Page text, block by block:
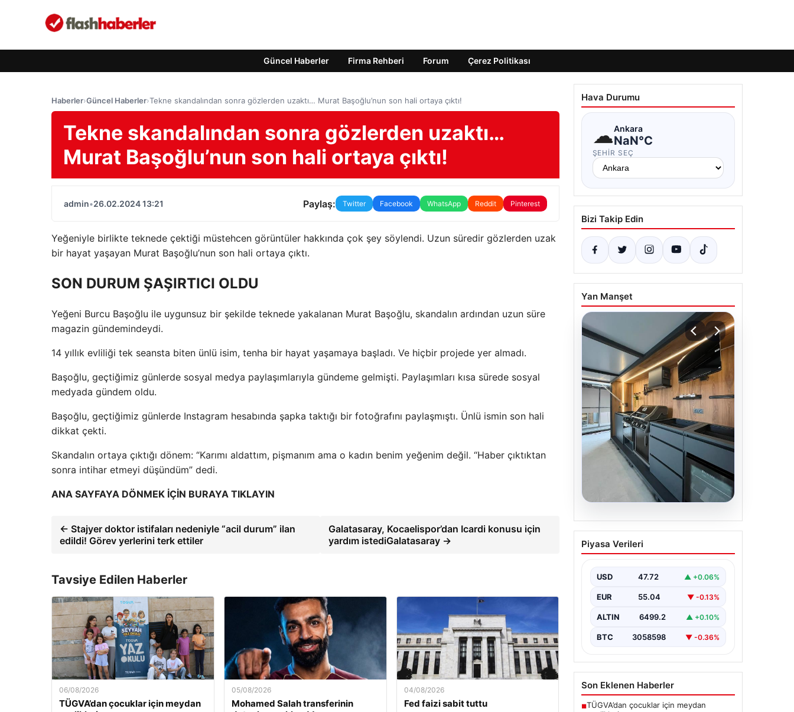
Güncel Haberler Firma Rehberi Forum Çerez Politikası
Haberler›Güncel Haberler›Tekne skandalından sonra gözlerden uzaktı… Murat Başoğlu’nun son hali ortaya çıktı!
Tekne skandalından sonra gözlerden uzaktı…
Murat Başoğlu’nun son hali ortaya çıktı!
admin•26.02.2024 13:21 Paylaş: Twitter Facebook WhatsApp Reddit Pinterest
Yeğeniyle birlikte teknede çektiği müstehcen görüntüler hakkında çok şey söylendi. Uzun süredir gözlerden uzak
bir hayat yaşayan Murat Başoğlu’nun son hali ortaya çıktı.
SON DURUM ŞAŞIRTICI OLDU
Yeğeni Burcu Başoğlu ile uygunsuz bir şekilde teknede yakalanan Murat Başoğlu, skandalın ardından uzun süre
magazin gündemindeydi.
14 yıllık evliliği tek seansta biten ünlü isim, tenha bir hayat yaşamaya başladı. Ve hiçbir projede yer almadı.
Başoğlu, geçtiğimiz günlerde sosyal medya paylaşımlarıyla gündeme gelmişti. Paylaşımları kısa sürede sosyal
medyada gündem oldu.
Başoğlu, geçtiğimiz günlerde Instagram hesabında şapka taktığı bir fotoğrafını paylaşmıştı. Ünlü ismin son hali
dikkat çekti.
Skandalın ortaya çıktığı dönem: “Karımı aldattım, pişmanım ama o kadın benim yeğenim değil. “Haber çıktıktan
sonra intihar etmeyi düşündüm” dedi.
ANA SAYFAYA DÖNMEK İÇİN BURAYA TIKLAYIN
← Stajyer doktor istifaları nedeniyle “acil durum” ilan
edildi! Görev yerlerini terk ettiler
Galatasaray, Kocaelispor’dan Icardi konusu için
yardım istediGalatasaray →
Tavsiye Edilen Haberler
06/08/2026
TÜGVA’dan çocuklar için meydan
05/08/2026
Mohamed Salah transferinin
04/08/2026
Fed faizi sabit tuttu
Hava Durumu
☁Ankara
NaN°C
ŞEHIR SEÇ
Bizi Takip Edin
Yan Manşet
04.08.2026
Açık Hava Mutfakları ve
Modern Yaşam Bölgeleri
büyük bir dönüşüm
sürdürmektedir. Özellikle özel
evlerde bulunan kullanıcılar,
bahçe…
Piyasa Verileri
USD 47.72 ▲ +0.06%
EUR 55.04 ▼ -0.13%
ALTIN 6499.2 ▲ +0.10%
BTC 3058598 ▼ -0.36%
Son Eklenen Haberler
■TÜGVA’dan çocuklar için meydan